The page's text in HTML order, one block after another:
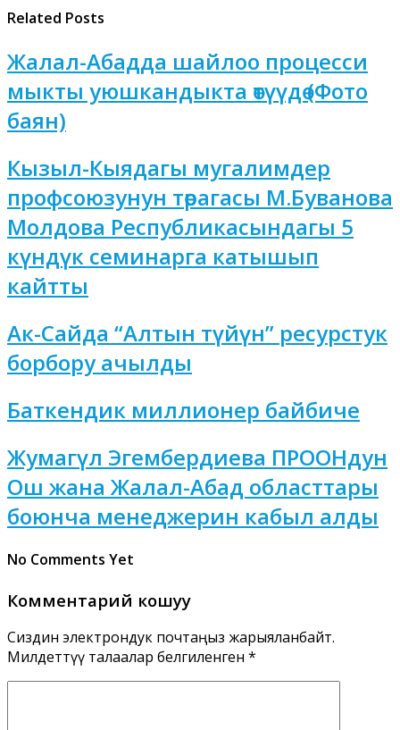
Related Posts
Жалал-Абадда шайлоо процесси
мыкты уюшкандыкта өтүүдө (Фото
баян)
Кызыл-Кыядагы мугалимдер
профсоюзунун төрагасы М.Буванова
Молдова Республикасындагы 5
күндүк семинарга катышып
кайтты
Ак-Сайда “Алтын түйүн” ресурстук
борбору ачылды
Баткендик миллионер байбиче
Жумагүл Эгембердиева ПРООНдун
Ош жана Жалал-Абад областтары
боюнча менеджерин кабыл алды
No Comments Yet
Комментарий кошуу
Сиздин электрондук почтаңыз жарыяланбайт.
Милдеттүү талаалар белгиленген *